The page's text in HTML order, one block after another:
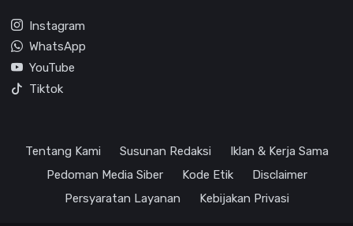
Instagram
WhatsApp
YouTube
Tiktok
Tentang Kami Susunan Redaksi
Iklan & Kerja Sama
Pedoman Media Siber
Kode Etik
Disclaimer
Persyaratan Layanan
Kebijakan Privasi